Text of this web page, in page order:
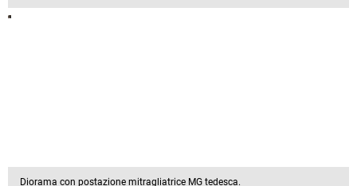
Diorama con postazione mitragliatrice MG tedesca.